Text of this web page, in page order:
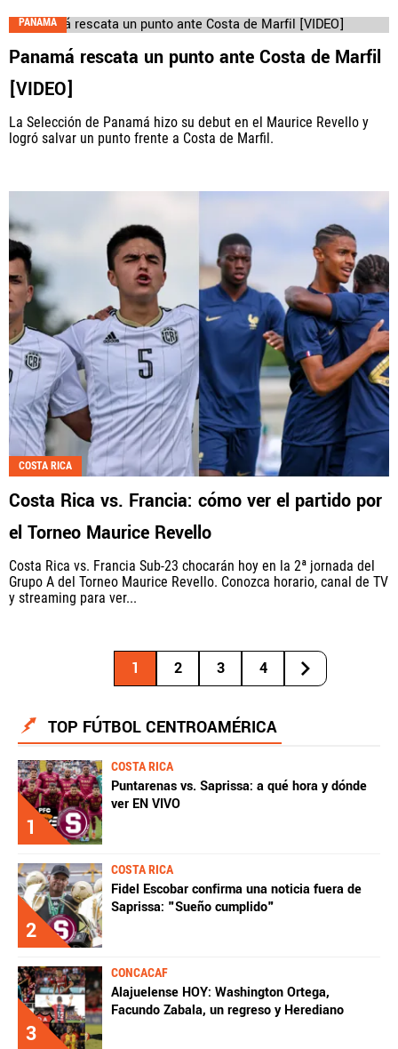
PANAMÁ
Panamá rescata un punto ante Costa de Marfil
[VIDEO]
La Selección de Panamá hizo su debut en el Maurice Revello y
logró salvar un punto frente a Costa de Marfil.
COSTA RICA
Costa Rica vs. Francia: cómo ver el partido por
el Torneo Maurice Revello
Costa Rica vs. Francia Sub-23 chocarán hoy en la 2ª jornada del
Grupo A del Torneo Maurice Revello. Conozca horario, canal de TV
y streaming para ver...
1 2 3 4
TOP FÚTBOL CENTROAMÉRICA
1
COSTA RICA
Puntarenas vs. Saprissa: a qué hora y dónde
ver EN VIVO
2
COSTA RICA
Fidel Escobar confirma una noticia fuera de
Saprissa: "Sueño cumplido"
3
CONCACAF
Alajuelense HOY: Washington Ortega,
Facundo Zabala, un regreso y Herediano